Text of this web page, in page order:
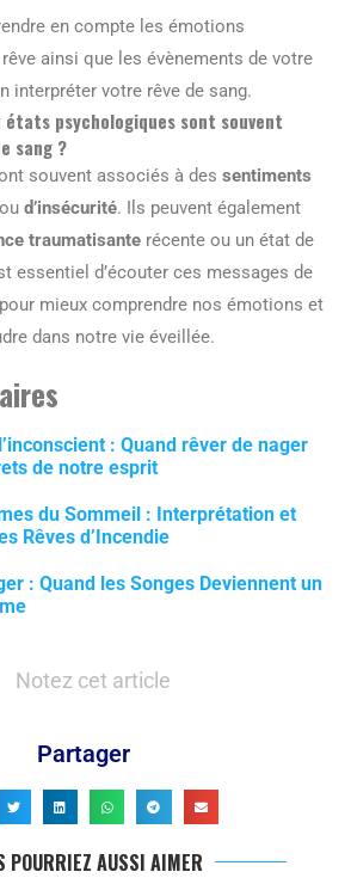
en compte les émotions
ainsi que les évènements de votre
interpréter votre rêve de sang.
états psychologiques sont souvent
sang ?
souvent associés à des sentiments
ou d’insécurité. Ils peuvent également
traumatisante récente ou un état de
essentiel d’écouter ces messages de
mieux comprendre nos émotions et
dans notre vie éveillée.
: Quand rêver de nager
de notre esprit
du Sommeil : Interprétation et
Rêves d’Incendie
: Quand les Songes Deviennent un
Notez cet article
Partager
POURRIEZ AUSSI AIMER